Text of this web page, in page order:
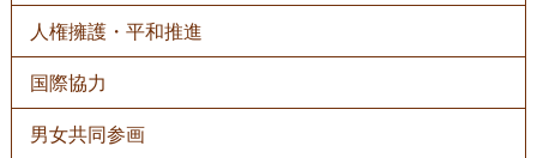
人権擁護・平和推進
国際協力
男女共同参画